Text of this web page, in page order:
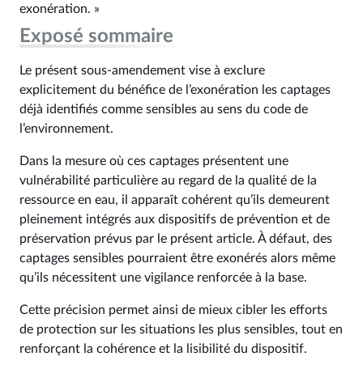
exonération. »
Exposé sommaire
Le présent sous-amendement vise à exclure
explicitement du bénéfice de l’exonération les captages
déjà identifiés comme sensibles au sens du code de
l’environnement.
Dans la mesure où ces captages présentent une
vulnérabilité particulière au regard de la qualité de la
ressource en eau, il apparaît cohérent qu’ils demeurent
pleinement intégrés aux dispositifs de prévention et de
préservation prévus par le présent article. À défaut, des
captages sensibles pourraient être exonérés alors même
qu’ils nécessitent une vigilance renforcée à la base.
Cette précision permet ainsi de mieux cibler les efforts
de protection sur les situations les plus sensibles, tout en
renforçant la cohérence et la lisibilité du dispositif.